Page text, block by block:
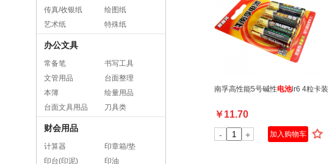
传真/收银纸
绘图纸
艺术纸
特殊纸
办公文具
常备笔
书写工具
文管用品
台面整理
本簿
绘量用品
台面文具用品
刀具类
财会用品
计算器
印章箱/垫
印台(印泥)
印油
南孚高性能5号碱性电池lr6 4粒卡装
￥11.70
- + 加入购物车